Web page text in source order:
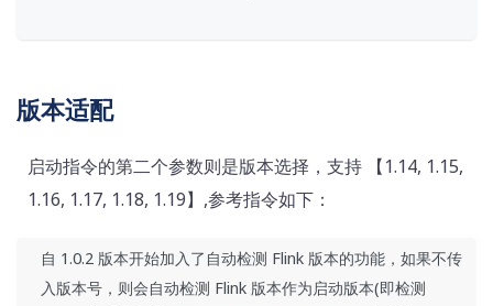
版本适配
启动指令的第二个参数则是版本选择，支持 【1.14, 1.15,
1.16, 1.17, 1.18, 1.19】,参考指令如下：
自 1.0.2 版本开始加入了自动检测 Flink 版本的功能，如果不传
入版本号，则会自动检测 Flink 版本作为启动版本(即检测